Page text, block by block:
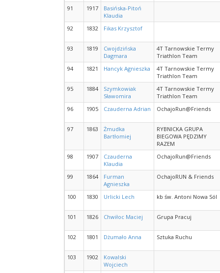
91
1917
Basińska-Pitoń
Klaudia
92
1832 Fikas Krzysztof
93 1819
Cwojdzińska
Dagmara
4T Tarnowskie Termy
Triathlon Team
94
1821 Hancyk Agnieszka
4T Tarnowskie Termy
Triathlon Team
95
1884
Szymkowiak
Sławomira
4T Tarnowskie Termy
Triathlon Team
96
1905 Czauderna Adrian OchajoRun@Friends
97 1863
Żmudka
Bartłomiej
RYBNICKA GRUPA
BIEGOWA PĘDZIMY
RAZEM
98
1907
Czauderna
Klaudia
OchajoRun@Friends
99 1864
Furman
Agnieszka
OchajoRUN & Friends
100 1830 Urlicki Lech kb św. Antoni Nowa Sól
101 1826 Chwiłoc Maciej Grupa Pracuj
102 1801 Dżumało Anna Sztuka Ruchu
103 1902
Kowalski
Wojciech